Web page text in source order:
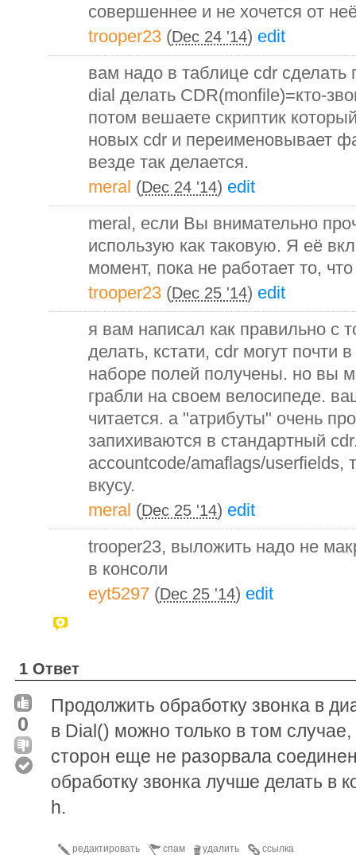
совершеннее и не хочется от
trooper23 (Dec 24 '14) edit
вам надо в таблице cdr
dial делать CDR(monfile)=кто-
потом вешаете скриптик
новых cdr и переименовывает
везде так делается.
meral (Dec 24 '14) edit
meral, если Вы внимательно
использую как таковую. Я её
момент, пока не работает то,
trooper23 (Dec 25 '14) edit
я вам написал как правильно с
делать, кстати, cdr могут
наборе полей получены. но вы
грабли на своем велосипеде.
читается. а "атрибуты" очень
запихиваются в стандартный
accountcode/amaflags/userfields,
вкусу.
meral (Dec 25 '14) edit
trooper23, выложить надо не
в консоли
eyt5297 (Dec 25 '14) edit
1 Ответ
0
Продолжить обработку звонка в
в Dial() можно только в том
сторон еще не разорвала
обработку звонка лучше делать в
h.
ссылка
удалить
спам
редактировать